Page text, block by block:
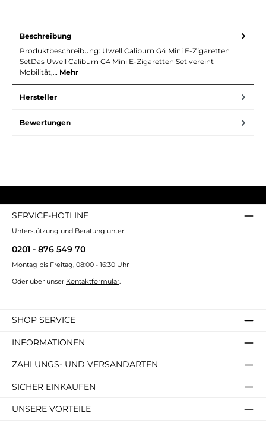
Beschreibung
Produktbeschreibung: Uwell Caliburn G4 Mini E-Zigaretten
SetDas Uwell Caliburn G4 Mini E-Zigaretten Set vereint
Mobilität,… Mehr
Hersteller
Bewertungen
SERVICE-HOTLINE
Unterstützung und Beratung unter:
0201 - 876 549 70
Montag bis Freitag, 08:00 - 16:30 Uhr
Oder über unser Kontaktformular.
SHOP SERVICE
INFORMATIONEN
ZAHLUNGS- UND VERSANDARTEN
SICHER EINKAUFEN
UNSERE VORTEILE